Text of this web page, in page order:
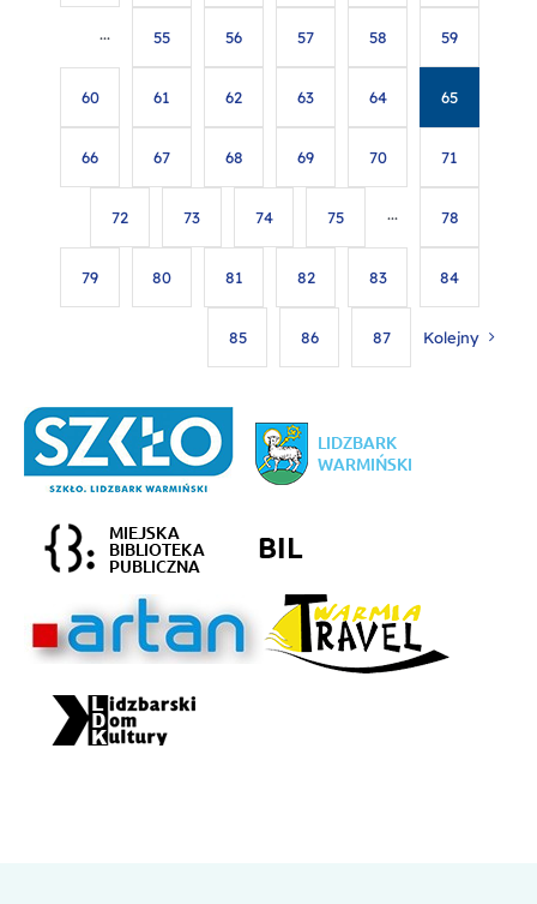
··· 55 56 57 58 59
60 61 62 63 64 65
66 67 68 69 70 71
72 73 74 75 ··· 78
79 80 81 82 83 84
85 86 87 Kolejny